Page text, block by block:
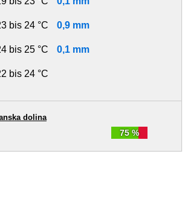
bis 24 °C 0,9 mm
bis 25 °C 0,1 mm
bis 24 °C
75 %
dolina